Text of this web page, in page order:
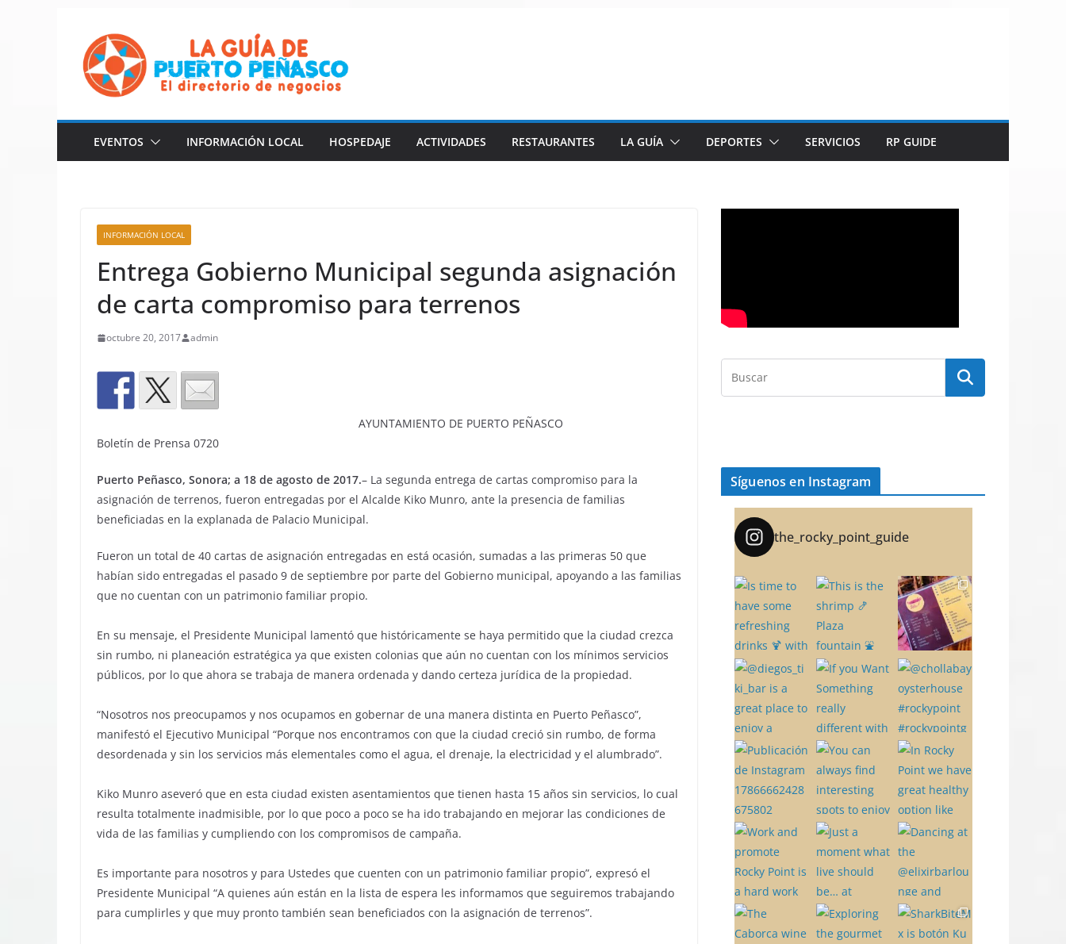
contenido
EVENTOS INFORMACIÓN LOCAL HOSPEDAJE ACTIVIDADES RESTAURANTES LA GUÍA DEPORTES SERVICIOS RP GUIDE
INFORMACIÓN LOCAL
Entrega Gobierno Municipal segunda asignación
de carta compromiso para terrenos
octubre 20, 2017 admin
AYUNTAMIENTO DE PUERTO PEÑASCO
Boletín de Prensa 0720
Puerto Peñasco, Sonora; a 18 de agosto de 2017.– La segunda entrega de cartas compromiso para la
asignación de terrenos, fueron entregadas por el Alcalde Kiko Munro, ante la presencia de familias
beneficiadas en la explanada de Palacio Municipal.
Fueron un total de 40 cartas de asignación entregadas en está ocasión, sumadas a las primeras 50 que
habían sido entregadas el pasado 9 de septiembre por parte del Gobierno municipal, apoyando a las familias
que no cuentan con un patrimonio familiar propio.
En su mensaje, el Presidente Municipal lamentó que históricamente se haya permitido que la ciudad crezca
sin rumbo, ni planeación estratégica ya que existen colonias que aún no cuentan con los mínimos servicios
públicos, por lo que ahora se trabaja de manera ordenada y dando certeza jurídica de la propiedad.
“Nosotros nos preocupamos y nos ocupamos en gobernar de una manera distinta en Puerto Peñasco”,
manifestó el Ejecutivo Municipal “Porque nos encontramos con que la ciudad creció sin rumbo, de forma
desordenada y sin los servicios más elementales como el agua, el drenaje, la electricidad y el alumbrado”.
Kiko Munro aseveró que en esta ciudad existen asentamientos que tienen hasta 15 años sin servicios, lo cual
resulta totalmente inadmisible, por lo que poco a poco se ha ido trabajando en mejorar las condiciones de
vida de las familias y cumpliendo con los compromisos de campaña.
Es importante para nosotros y para Ustedes que cuenten con un patrimonio familiar propio”, expresó el
Presidente Municipal “A quienes aún están en la lista de espera les informamos que seguiremos trabajando
para cumplirles y que muy pronto también sean beneficiados con la asignación de terrenos”.
Síguenos en Instagram
the_rocky_point_guide